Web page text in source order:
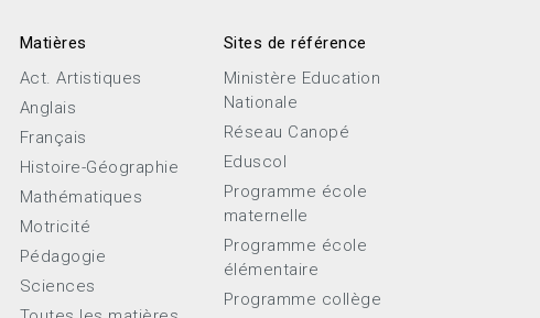
Matières
Act. Artistiques
Anglais
Français
Histoire-Géographie
Mathématiques
Motricité
Pédagogie
Sciences
Sites de référence
Ministère Education
Nationale
Réseau Canopé
Eduscol
Programme école
maternelle
Programme école
élémentaire
Programme collège